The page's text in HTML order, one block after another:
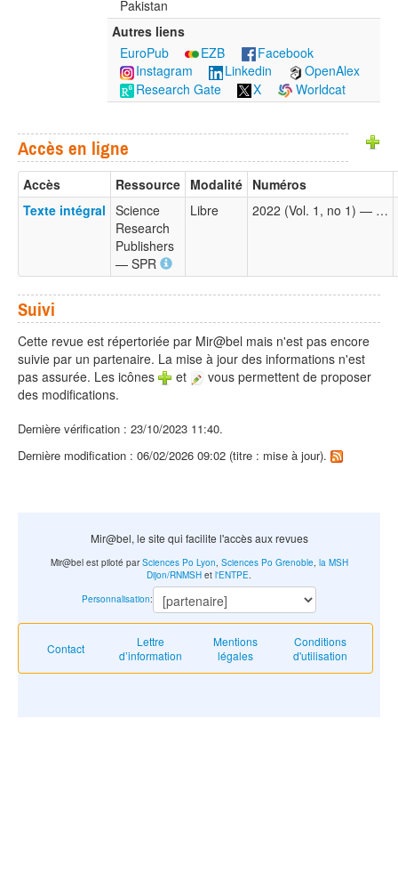
Pakistan
Autres liens
EuroPub
EZB
Facebook
Instagram
Linkedin
OpenAlex
Research Gate
X Worldcat
Accès en ligne
Accès Ressource Modalité Numéros
Texte intégral Science
Research
Publishers
— SPR
Libre 2022 (Vol. 1, no 1) — …
Suivi
Cette revue est répertoriée par Mir@bel mais n'est pas encore
suivie par un partenaire. La mise à jour des informations n'est
pas assurée. Les icônes
et
vous permettent de proposer
des modifications.
Dernière vérification : 23/10/2023 11:40.
Dernière modification : 06/02/2026 09:02 (titre : mise à jour).
Mir@bel, le site qui facilite l'accès aux revues
Contact
Lettre
d’information
Mentions
légales
Conditions
d'utilisation
Mir@bel est piloté parSciences Po Lyon, Sciences Po Grenoble, la MSH
Dijon/RNMSH et l'ENTPE.
Personnalisation: